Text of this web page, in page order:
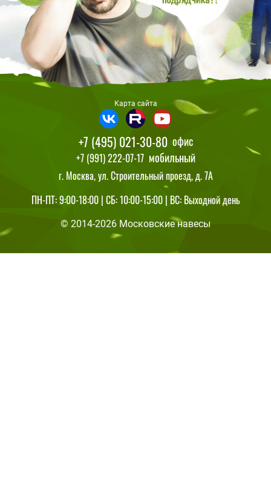
ПН-ПТ: 9:00-18:00 | СБ: 10:00-15:00 | ВС: Выходной день
© 2014-2026 Московские навесы
+7 (495) 021-30-80 офис
+7 (991) 222-07-17 мобильный
г. Москва, ул. Строительный проезд, д. 7А
Карта сайта